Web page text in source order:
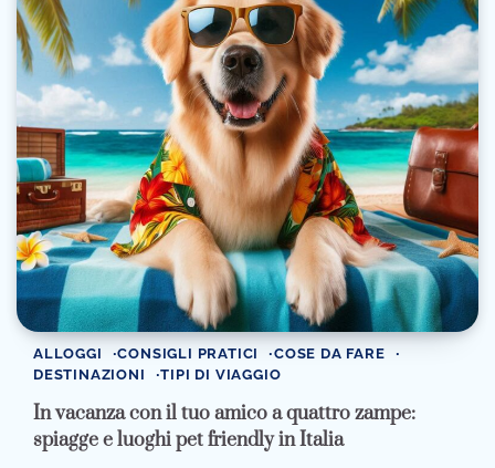
ALLOGGI CONSIGLI PRATICI
COSE DA FARE
DESTINAZIONI
TIPI DI VIAGGIO
In vacanza con il tuo amico a quattro zampe:
spiagge e luoghi pet friendly in Italia